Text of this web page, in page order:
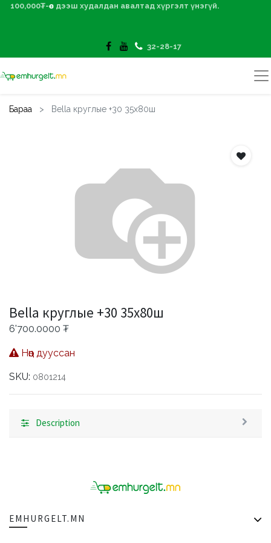
100,000₮-өөс дээш худалдан авалтад хүргэлт үнэгүй.
32-28-17
Бараа Bella круглые +30 35х80ш
Bella круглые +30 35х80ш
6'700.0000 ₮
Нөөц дууссан
SKU: 0801214
Description
EMHURGELT.MN